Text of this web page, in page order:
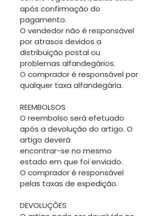
após confirmação do
pagamento.
O vendedor não é responsável
por atrasos devidos a
distribuição postal ou
problemas alfandegários.
O comprador é responsável por
qualquer taxa alfandegária.
REEMBOLSOS
O reembolso será efetuado
após a devolução do artigo. O
artigo deverá
encontrar-se no mesmo
estado em que foi enviado.
O comprador é responsável
pelas taxas de expedição.
DEVOLUÇÕES